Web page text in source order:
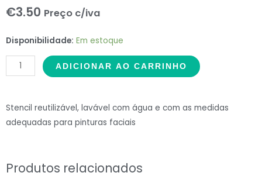
€3.50 Preço c/iva
Disponibilidade: Em estoque
Stencil
Pfaciais
Pokémon
ADICIONAR AO CARRINHO
Stencil reutilizável, lavável com água e com as medidas
adequadas para pinturas faciais
Produtos relacionados